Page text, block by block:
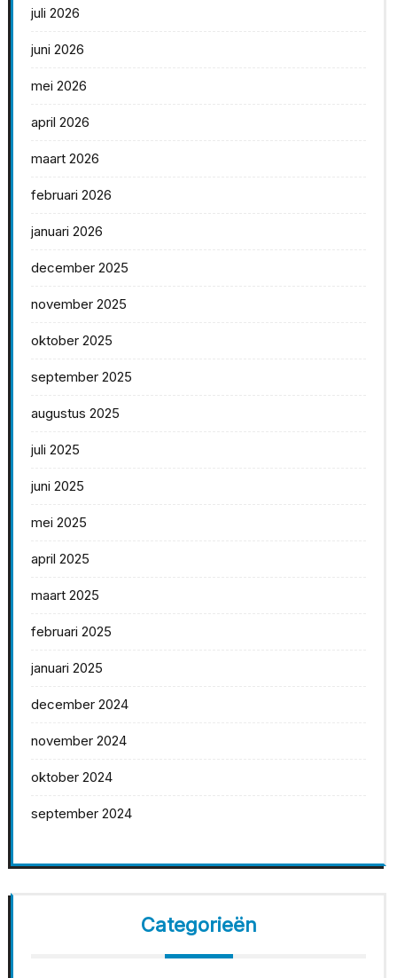
juli 2026
juni 2026
mei 2026
april 2026
maart 2026
februari 2026
januari 2026
december 2025
november 2025
oktober 2025
september 2025
augustus 2025
juli 2025
juni 2025
mei 2025
april 2025
maart 2025
februari 2025
januari 2025
december 2024
november 2024
oktober 2024
september 2024
Categorieën